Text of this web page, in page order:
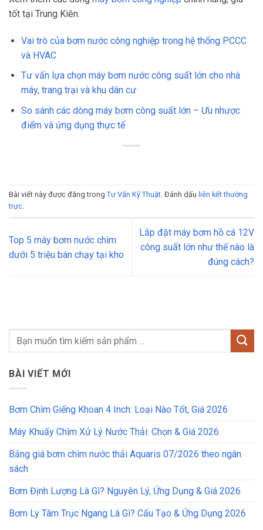
tốt tại Trung Kiên.
Vai trò của bơm nước công nghiệp trong hệ thống PCCC
và HVAC
Tư vấn lựa chọn máy bơm nước công suất lớn cho nhà
máy, trang trại và khu dân cư
So sánh các dòng máy bơm công suất lớn – Ưu nhược
điểm và ứng dụng thực tế
Bài viết này được đăng trong Tư Vấn Kỹ Thuật. Đánh dấu liên kết thường
trực.
Top 5 máy bơm nước chìm
dưới 5 triệu bán chạy tại kho
Lắp đặt máy bơm hồ cá 12V
công suất lớn như thế nào là
đúng cách?
BÀI VIẾT MỚI
Bơm Chìm Giếng Khoan 4 Inch: Loại Nào Tốt, Giá 2026
Máy Khuấy Chìm Xử Lý Nước Thải: Chọn & Giá 2026
Bảng giá bơm chìm nước thải Aquaris 07/2026 theo ngân
sách
Bơm Định Lượng Là Gì? Nguyên Lý, Ứng Dụng & Giá 2026
Bơm Ly Tâm Trục Ngang Là Gì? Cấu Tạo & Ứng Dụng 2026